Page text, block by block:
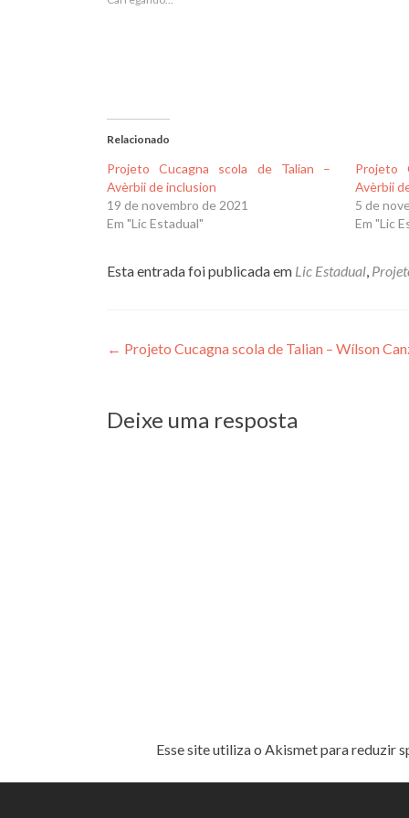
Relacionado
Projeto Cucagna scola de Talian –
Avèrbii de inclusion
19 de novembro de 2021
Em "Lic Estadual"
Projeto
Avèrbii
5 de
Em "Lic
Esta entrada foi publicada em Lic Estadual,
Navegação
Post
← Projeto Cucagna scola de Talian – Wílson
Deixe uma resposta
Esse site utiliza o Akismet para reduzir